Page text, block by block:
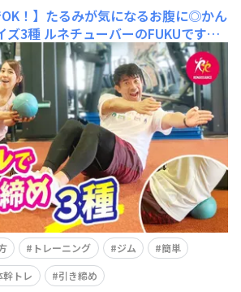
OK！】たるみが気になるお腹に◎かん
ズ3種 ルネチューバーのFUKUです！
「ルネサンスチャンネル」
今回は 【ミニボール1つで
なるお腹に◎かんたん腹筋エクササ
容です(^^)
トレーニング ジム
簡単
幹トレ
引き締め